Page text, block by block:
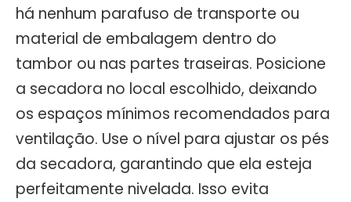
há nenhum parafuso de transporte ou
material de embalagem dentro do
tambor ou nas partes traseiras. Posicione
a secadora no local escolhido, deixando
os espaços mínimos recomendados para
ventilação. Use o nível para ajustar os pés
da secadora, garantindo que ela esteja
perfeitamente nivelada. Isso evita